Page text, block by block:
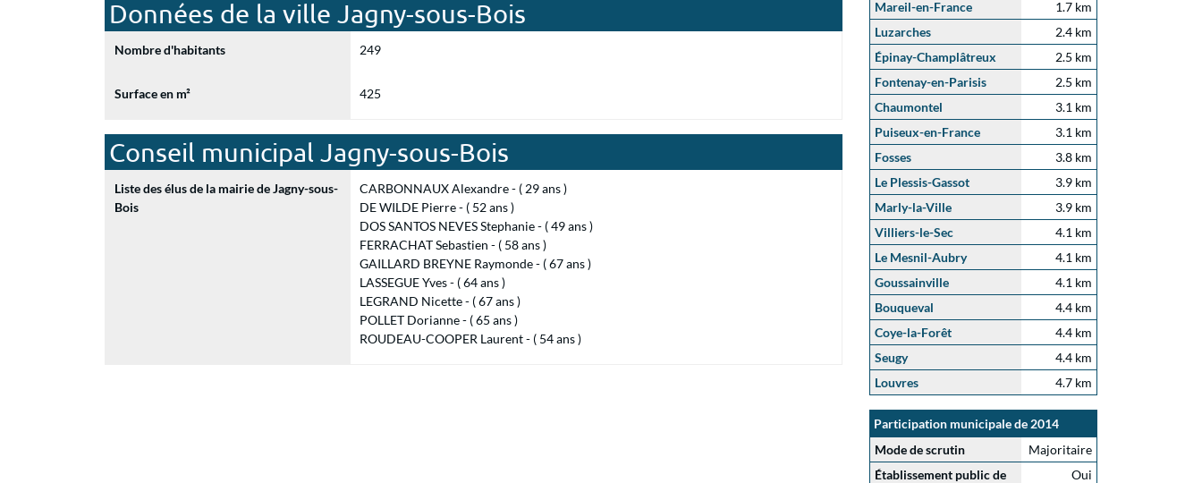
Données de la ville Jagny-sous-Bois
Nombre d'habitants 249
Surface en m² 425
Conseil municipal Jagny-sous-Bois
Liste des élus de la mairie de Jagny-sous-
Bois
CARBONNAUX Alexandre - ( 29 ans )
DE WILDE Pierre - ( 52 ans )
DOS SANTOS NEVES Stephanie - ( 49 ans )
FERRACHAT Sebastien - ( 58 ans )
GAILLARD BREYNE Raymonde - ( 67 ans )
LASSEGUE Yves - ( 64 ans )
LEGRAND Nicette - ( 67 ans )
POLLET Dorianne - ( 65 ans )
ROUDEAU-COOPER Laurent - ( 54 ans )
Mareil-en-France
1.7 km
Luzarches
2.4 km
Épinay-Champlâtreux
2.5 km
Fontenay-en-Parisis
2.5 km
Chaumontel
3.1 km
Puiseux-en-France
3.1 km
Fosses
3.8 km
Le Plessis-Gassot
3.9 km
Marly-la-Ville
3.9 km
Villiers-le-Sec
4.1 km
Le Mesnil-Aubry
4.1 km
Goussainville
4.1 km
Bouqueval
4.4 km
Coye-la-Forêt
4.4 km
Seugy
4.4 km
Louvres
4.7 km
Participation municipale de 2014
Mode de scrutin
Majoritaire
Établissement public de
Oui